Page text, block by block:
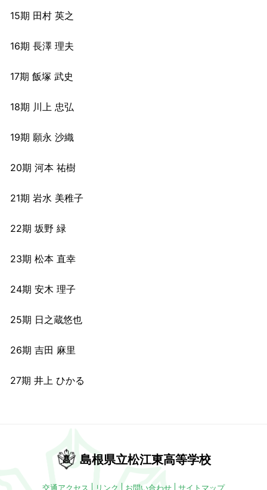
15期 田村 英之
16期 長澤 理夫
17期 飯塚 武史
18期 川上 忠弘
19期 願永 沙織
20期 河本 祐樹
21期 岩水 美稚子
22期 坂野 緑
23期 松本 直幸
24期 安木 理子
25期 日之蔵悠也
26期 吉田 麻里
27期 井上 ひかる
島根県立松江東高等学校
交通アクセス リンク お問い合わせ サイトマップ